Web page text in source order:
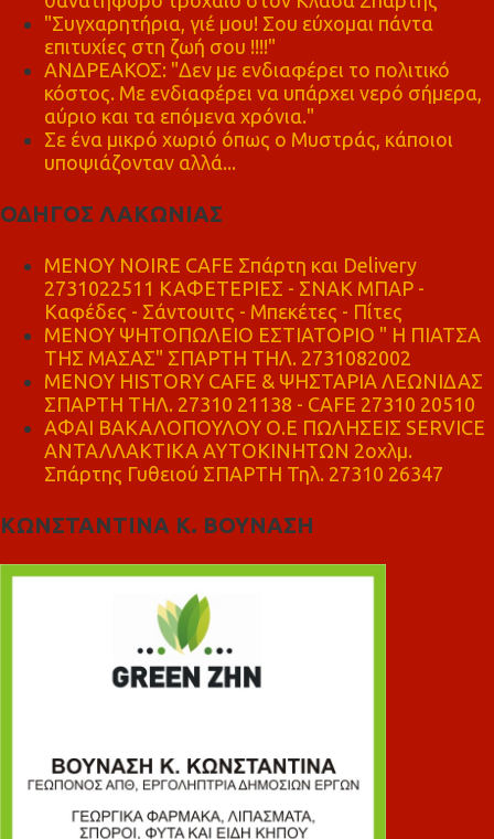
"Συγχαρητήρια, γιέ μου! Σου εύχομαι πάντα
επιτυχίες στη ζωή σου !!!!"
ΑΝΔΡΕΑΚΟΣ: "Δεν με ενδιαφέρει το πολιτικό
κόστος. Με ενδιαφέρει να υπάρχει νερό σήμερα,
αύριο και τα επόμενα χρόνια."
Σε ένα μικρό χωριό όπως ο Μυστράς, κάποιοι
υποψιάζονταν αλλά...
ΟΔΗΓΟΣ ΛΑΚΩΝΙΑΣ
MENOY NOIRE CAFE Σπάρτη και Delivery
2731022511 ΚΑΦΕΤΕΡΙΕΣ - ΣΝΑΚ ΜΠΑΡ -
Καφέδες - Σάντουιτς - Μπεκέτες - Πίτες
ΜΕΝΟΥ ΨΗΤΟΠΩΛΕΙΟ ΕΣΤΙΑΤΟΡΙΟ " Η ΠΙΑΤΣΑ
ΤΗΣ ΜΑΣΑΣ" ΣΠΑΡΤΗ ΤΗΛ. 2731082002
ΜΕΝΟΥ HISTORY CAFE & ΨΗΣΤΑΡΙΑ ΛΕΩΝΙΔΑΣ
ΣΠΑΡΤΗ ΤΗΛ. 27310 21138 - CAFE 27310 20510
ΑΦΑΙ ΒΑΚΑΛΟΠΟΥΛΟΥ Ο.Ε ΠΩΛΗΣΕΙΣ SERVICE
ΑΝΤΑΛΛΑΚΤΙΚΑ ΑΥΤΟΚΙΝΗΤΩΝ 2οχλμ.
Σπάρτης Γυθειού ΣΠΑΡΤΗ Τηλ. 27310 26347
ΚΩΝΣΤΑΝΤΙΝΑ Κ. ΒΟΥΝΑΣΗ